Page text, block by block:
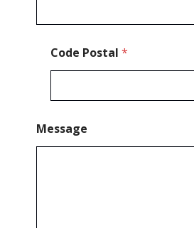
Code Postal *
Message